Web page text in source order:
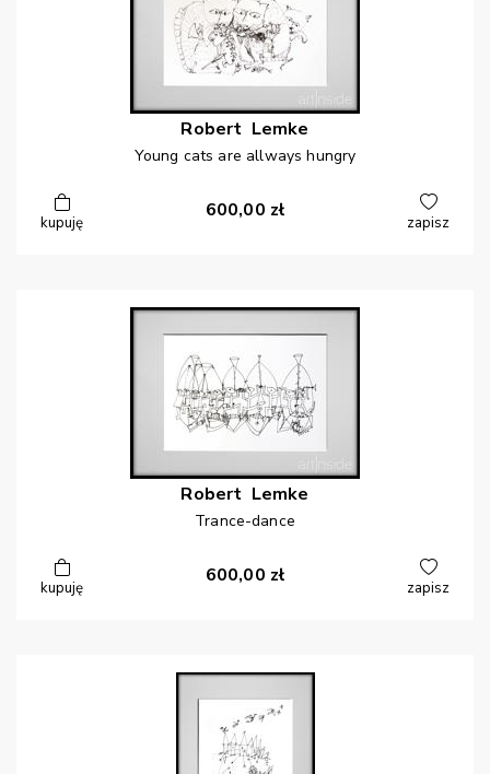
Robert Lemke
Young cats are allways hungry
kupuję
600,00 zł
zapisz
Robert Lemke
Trance-dance
kupuję
600,00 zł
zapisz